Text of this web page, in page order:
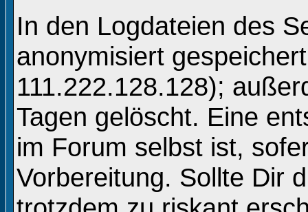
In den Logdateien des
anonymisiert
111.222.128.128);
Tagen gelöscht. Eine
im Forum selbst ist,
Vorbereitung. Sollte Dir